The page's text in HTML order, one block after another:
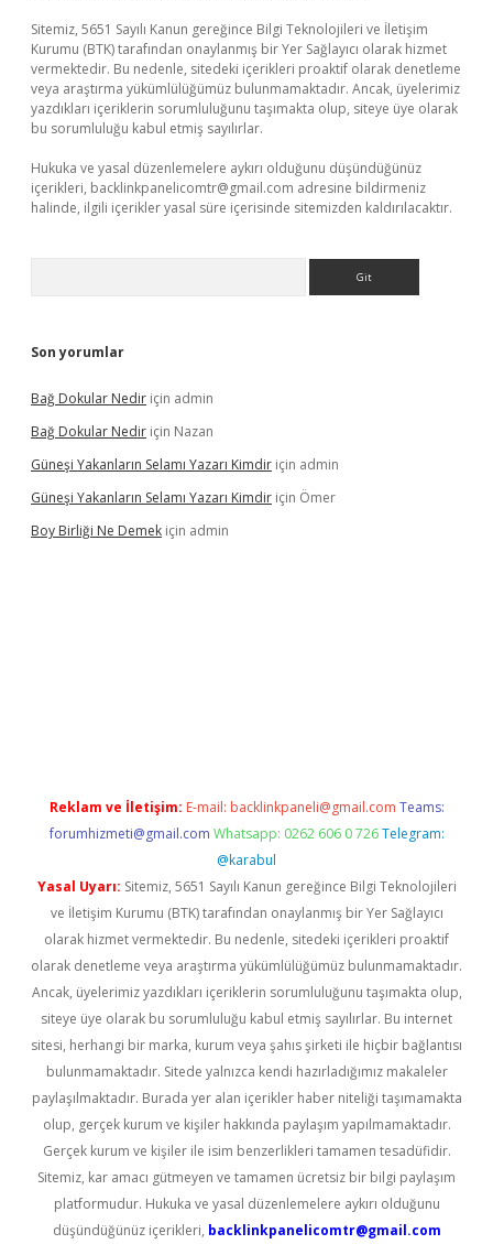
Sitemiz, 5651 Sayılı Kanun gereğince Bilgi Teknolojileri ve İletişim
Kurumu (BTK) tarafından onaylanmış bir Yer Sağlayıcı olarak hizmet
vermektedir. Bu nedenle, sitedeki içerikleri proaktif olarak denetleme
veya araştırma yükümlülüğümüz bulunmamaktadır. Ancak, üyelerimiz
yazdıkları içeriklerin sorumluluğunu taşımakta olup, siteye üye olarak
bu sorumluluğu kabul etmiş sayılırlar.
Hukuka ve yasal düzenlemelere aykırı olduğunu düşündüğünüz
içerikleri, backlinkpanelicomtr@gmail.com adresine bildirmeniz
halinde, ilgili içerikler yasal süre içerisinde sitemizden kaldırılacaktır.
Son yorumlar
Bağ Dokular Nedir için admin
Bağ Dokular Nedir için Nazan
Güneşi Yakanların Selamı Yazarı Kimdir için admin
Güneşi Yakanların Selamı Yazarı Kimdir için Ömer
Boy Birliği Ne Demek için admin
Reklam ve İletişim: E-mail: backlinkpaneli@gmail.com Teams:
forumhizmeti@gmail.com Whatsapp: 0262 606 0 726 Telegram:
@karabul
Yasal Uyarı: Sitemiz, 5651 Sayılı Kanun gereğince Bilgi Teknolojileri
ve İletişim Kurumu (BTK) tarafından onaylanmış bir Yer Sağlayıcı
olarak hizmet vermektedir. Bu nedenle, sitedeki içerikleri proaktif
olarak denetleme veya araştırma yükümlülüğümüz bulunmamaktadır.
Ancak, üyelerimiz yazdıkları içeriklerin sorumluluğunu taşımakta olup,
siteye üye olarak bu sorumluluğu kabul etmiş sayılırlar. Bu internet
sitesi, herhangi bir marka, kurum veya şahıs şirketi ile hiçbir bağlantısı
bulunmamaktadır. Sitede yalnızca kendi hazırladığımız makaleler
paylaşılmaktadır. Burada yer alan içerikler haber niteliği taşımamakta
olup, gerçek kurum ve kişiler hakkında paylaşım yapılmamaktadır.
Gerçek kurum ve kişiler ile isim benzerlikleri tamamen tesadüfidir.
Sitemiz, kar amacı gütmeyen ve tamamen ücretsiz bir bilgi paylaşım
platformudur. Hukuka ve yasal düzenlemelere aykırı olduğunu
düşündüğünüz içerikleri, backlinkpanelicomtr@gmail.com